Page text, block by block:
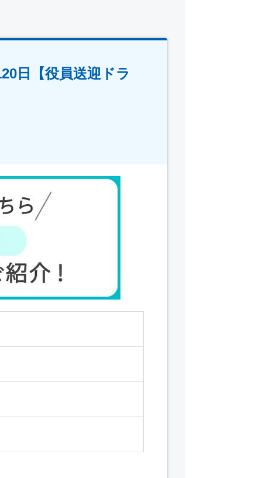
日【役員送迎ドラ